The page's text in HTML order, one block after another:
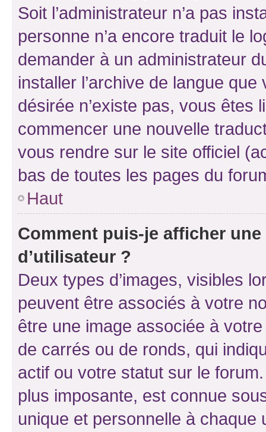
Soit l’administrateur n’a pas
personne n’a encore traduit le
demander à un administrateur
installer l’archive de langue
désirée n’existe pas, vous êtes
commencer une nouvelle
vous rendre sur le site officiel
bas de toutes les pages du
Haut
Comment puis-je afficher
d’utilisateur ?
Deux types d’images, visibles
peuvent être associés à votre
être une image associée à
de carrés ou de ronds, qui
actif ou votre statut sur le
plus imposante, est connue
unique et personnelle à chaque